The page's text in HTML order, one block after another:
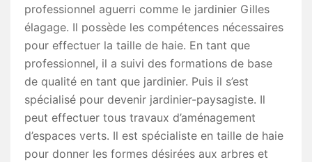
professionnel aguerri comme le jardinier Gilles
élagage. Il possède les compétences nécessaires
pour effectuer la taille de haie. En tant que
professionnel, il a suivi des formations de base
de qualité en tant que jardinier. Puis il s’est
spécialisé pour devenir jardinier-paysagiste. Il
peut effectuer tous travaux d’aménagement
d’espaces verts. Il est spécialiste en taille de haie
pour donner les formes désirées aux arbres et